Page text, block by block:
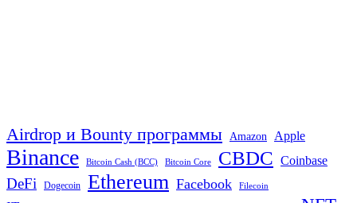
Airdrop и Bounty программы Amazon Apple
Binance Bitcoin Cash (BCC) Bitcoin Core CBDC Coinbase
DeFi Dogecoin Ethereum Facebook Filecoin